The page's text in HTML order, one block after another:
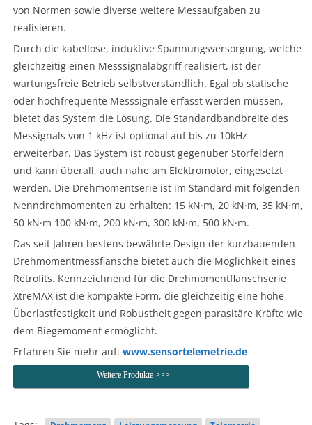
von Normen sowie diverse weitere Messaufgaben zu
realisieren.
Durch die kabellose, induktive Spannungsversorgung, welche
gleichzeitig einen Messsignalabgriff realisiert, ist der
wartungsfreie Betrieb selbstverständlich. Egal ob statische
oder hochfrequente Messsignale erfasst werden müssen,
bietet das System die Lösung. Die Standardbandbreite des
Messignals von 1 kHz ist optional auf bis zu 10kHz
erweiterbar. Das System ist robust gegenüber Störfeldern
und kann überall, auch nahe am Elektromotor, eingesetzt
werden. Die Drehmomentserie ist im Standard mit folgenden
Nenndrehmomenten zu erhalten: 15 kN·m, 20 kN·m, 35 kN·m,
50 kN·m 100 kN·m, 200 kN·m, 300 kN·m, 500 kN·m.
Das seit Jahren bestens bewährte Design der kurzbauenden
Drehmomentmessflansche bietet auch die Möglichkeit eines
Retrofits. Kennzeichnend für die Drehmomentflanschserie
XtreMAX ist die kompakte Form, die gleichzeitig eine hohe
Überlastfestigkeit und Robustheit gegen parasitäre Kräfte wie
dem Biegemoment ermöglicht.
Erfahren Sie mehr auf: www.sensortelemetrie.de
Weitere Produkte >>>